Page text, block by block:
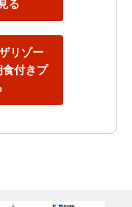
る
リゾー
食付きプ